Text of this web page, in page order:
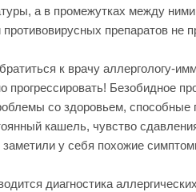
а в промежутках между
препаратов не
к врачу аллергологу-
прогрессировать! Безобидное
со здоровьем,
кашель, чувство
у себя похожие
диагностика